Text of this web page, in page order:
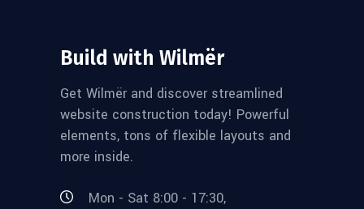
Build with Wilmër
Get Wilmër and discover streamlined
website construction today! Powerful
elements, tons of flexible layouts and
more inside.
Mon - Sat 8:00 - 17:30,